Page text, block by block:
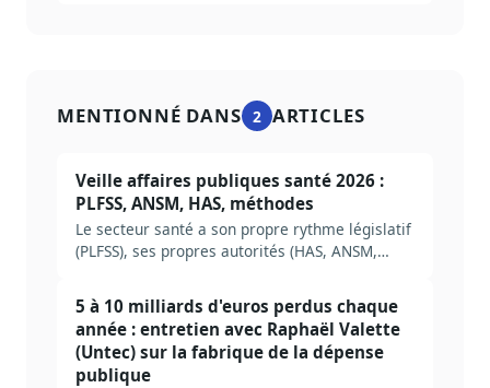
MENTIONNÉ DANS 2 ARTICLES
Veille affaires publiques santé 2026 :
PLFSS, ANSM, HAS, méthodes
Le secteur santé a son propre rythme législatif
(PLFSS), ses propres autorités (HAS, ANSM,
pour construire une veille AP santé efficace en
2026, avec les acteurs à suivre, les sources
prioritaires et les erreurs à éviter.
5 à 10 milliards d'euros perdus chaque
année : entretien avec Raphaël Valette
(Untec) sur la fabrique de la dépense
publique